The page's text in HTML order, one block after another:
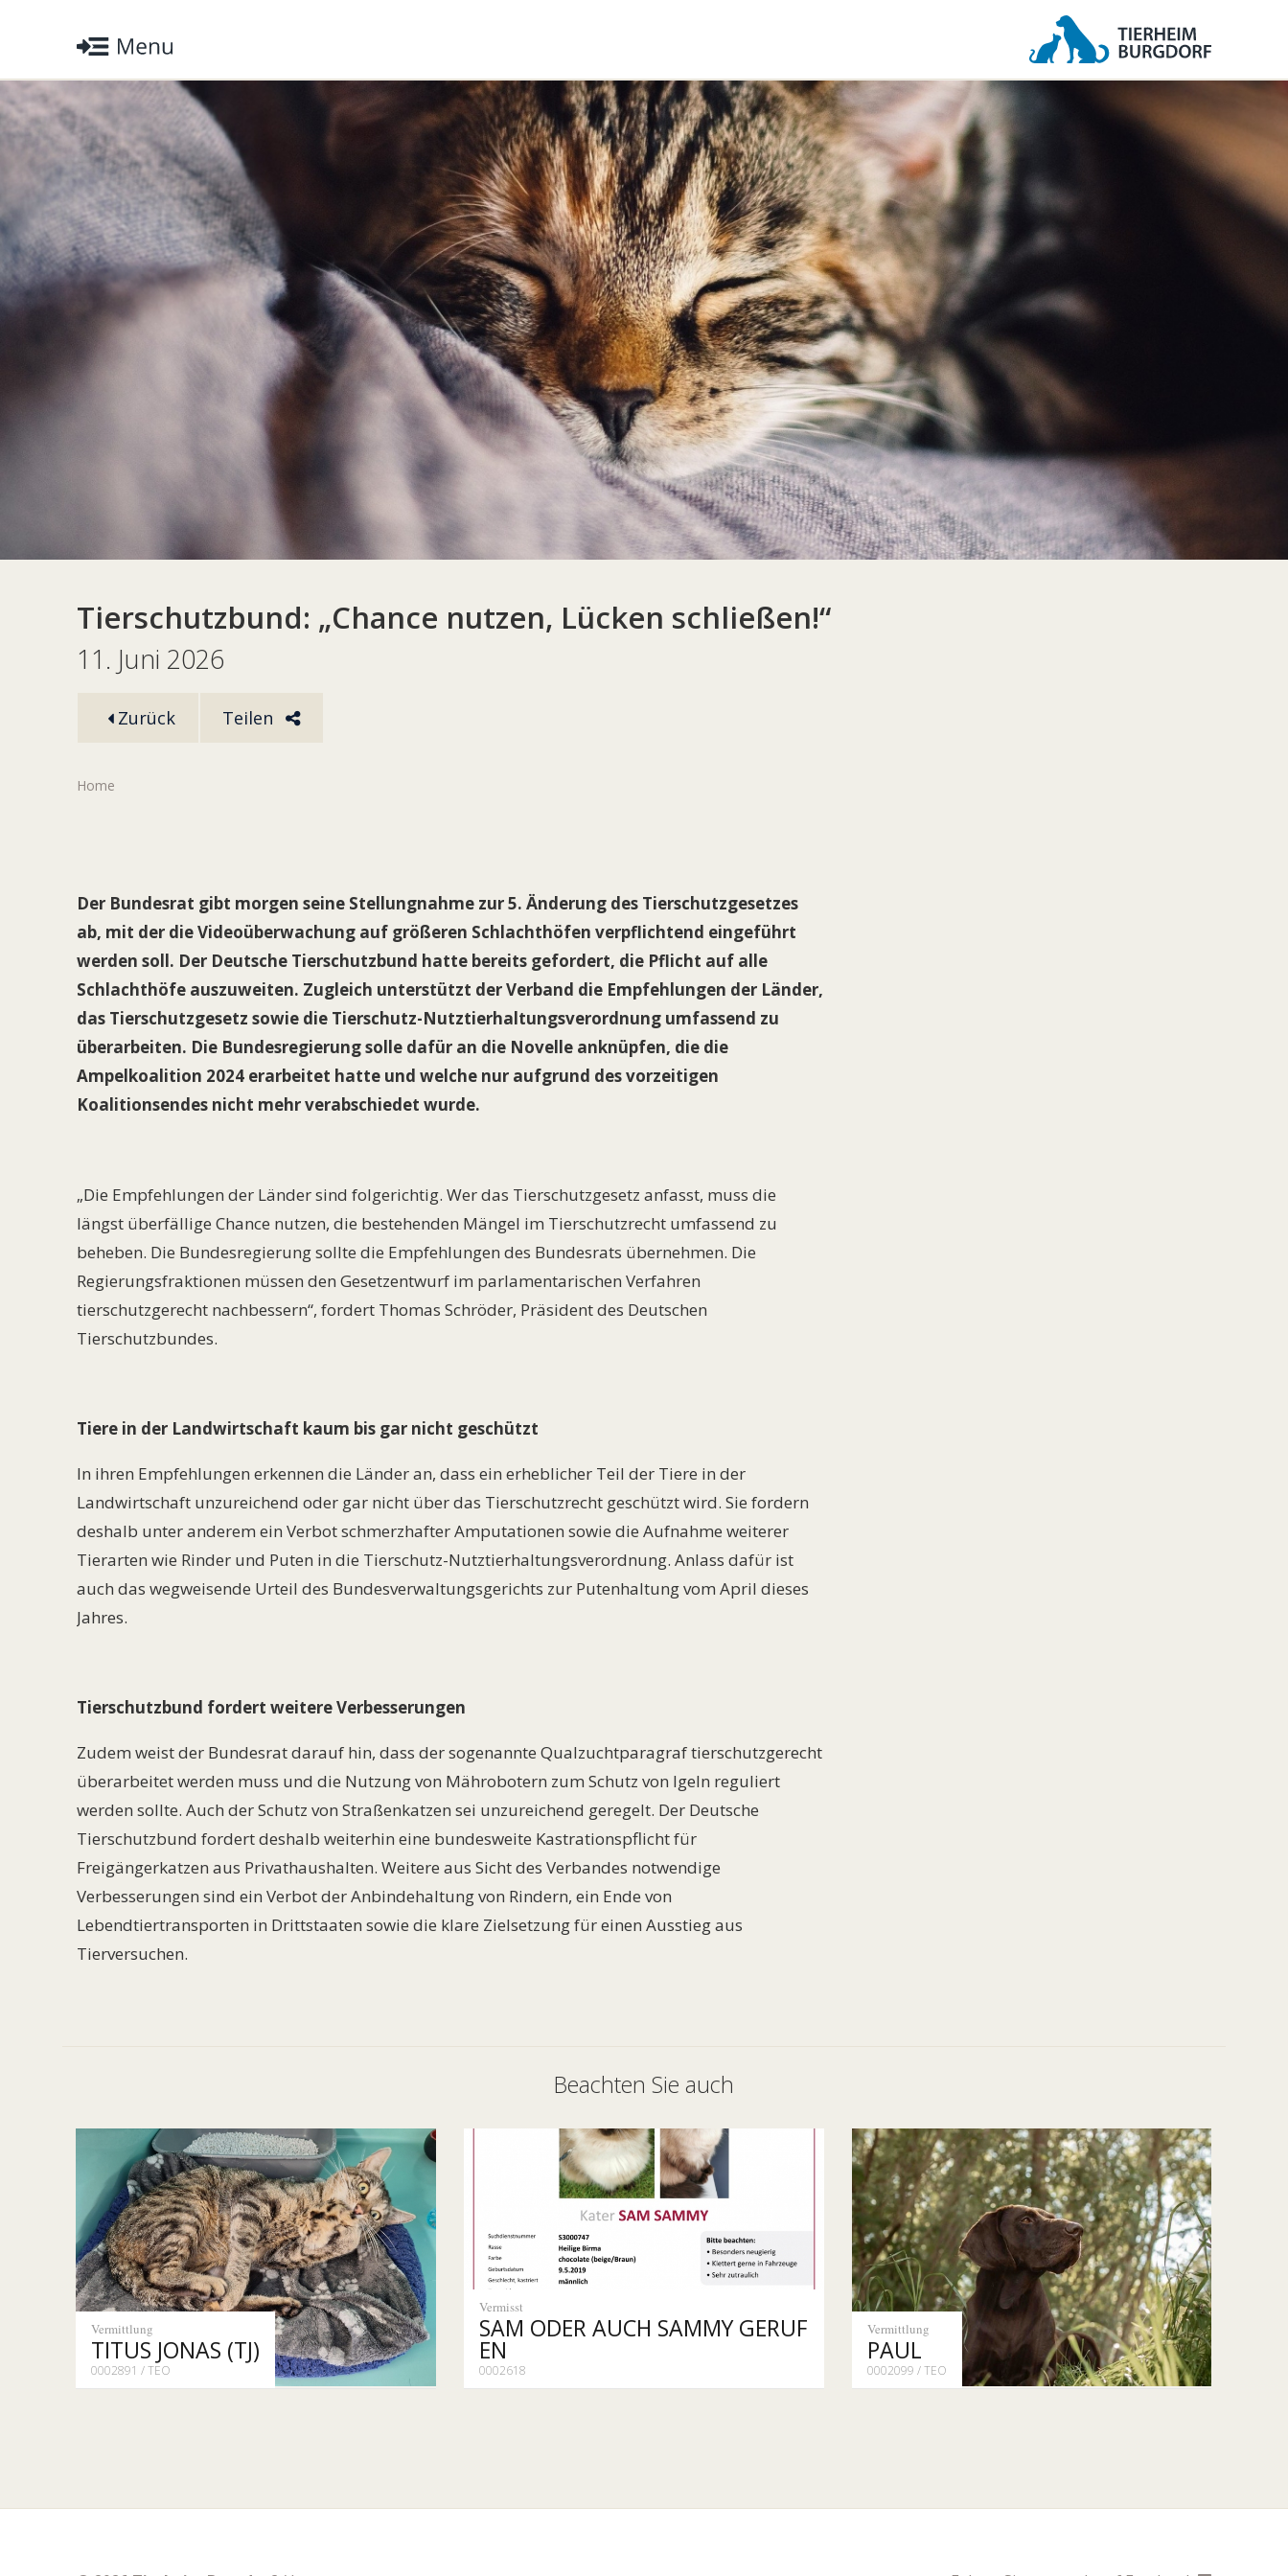
Tierschutzbund: „Chance nutzen, Lücken schließen!“
11. Juni 2026
Zurück Teilen
Home
Der Bundesrat gibt morgen seine Stellungnahme zur 5. Änderung des Tierschutzgesetzes
ab, mit der die Videoüberwachung auf größeren Schlachthöfen verpflichtend eingeführt
werden soll. Der Deutsche Tierschutzbund hatte bereits gefordert, die Pflicht auf alle
Schlachthöfe auszuweiten. Zugleich unterstützt der Verband die Empfehlungen der Länder,
das Tierschutzgesetz sowie die Tierschutz-Nutztierhaltungsverordnung umfassend zu
überarbeiten. Die Bundesregierung solle dafür an die Novelle anknüpfen, die die
Ampelkoalition 2024 erarbeitet hatte und welche nur aufgrund des vorzeitigen
Koalitionsendes nicht mehr verabschiedet wurde.
„Die Empfehlungen der Länder sind folgerichtig. Wer das Tierschutzgesetz anfasst, muss die
längst überfällige Chance nutzen, die bestehenden Mängel im Tierschutzrecht umfassend zu
beheben. Die Bundesregierung sollte die Empfehlungen des Bundesrats übernehmen. Die
Regierungsfraktionen müssen den Gesetzentwurf im parlamentarischen Verfahren
tierschutzgerecht nachbessern“, fordert Thomas Schröder, Präsident des Deutschen
Tierschutzbundes.
Tiere in der Landwirtschaft kaum bis gar nicht geschützt
In ihren Empfehlungen erkennen die Länder an, dass ein erheblicher Teil der Tiere in der
Landwirtschaft unzureichend oder gar nicht über das Tierschutzrecht geschützt wird. Sie fordern
deshalb unter anderem ein Verbot schmerzhafter Amputationen sowie die Aufnahme weiterer
Tierarten wie Rinder und Puten in die Tierschutz-Nutztierhaltungsverordnung. Anlass dafür ist
auch das wegweisende Urteil des Bundesverwaltungsgerichts zur Putenhaltung vom April dieses
Jahres.
Tierschutzbund fordert weitere Verbesserungen
Zudem weist der Bundesrat darauf hin, dass der sogenannte Qualzuchtparagraf tierschutzgerecht
überarbeitet werden muss und die Nutzung von Mährobotern zum Schutz von Igeln reguliert
werden sollte. Auch der Schutz von Straßenkatzen sei unzureichend geregelt. Der Deutsche
Tierschutzbund fordert deshalb weiterhin eine bundesweite Kastrationspflicht für
Freigängerkatzen aus Privathaushalten. Weitere aus Sicht des Verbandes notwendige
Verbesserungen sind ein Verbot der Anbindehaltung von Rindern, ein Ende von
Lebendtiertransporten in Drittstaaten sowie die klare Zielsetzung für einen Ausstieg aus
Tierversuchen.
Beachten Sie auch
Vermittlung
TITUS JONAS (TJ)
0002891 / TEO
Vermisst
SAM ODER AUCH SAMMY GERUF
EN
0002618
Vermittlung
PAUL
0002099 / TEO